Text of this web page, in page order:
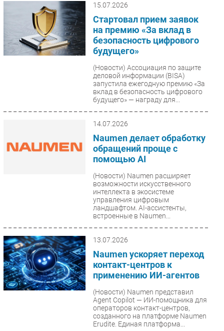
15.07.2026
Стартовал прием заявок
на премию «За вклад в
безопасность цифрового
будущего»
(Новости) Ассоциация по защите
деловой информации (BISA)
запустила ежегодную премию «За
вклад в безопасность цифрового
будущего» — награду для...
14.07.2026
Naumen делает обработку
обращений проще с
помощью AI
(Новости) Naumen расширяет
возможности искусственного
интеллекта в экосистеме
управления цифровым
ландшафтом. AI-ассистенты,
встроенные в Naumen...
13.07.2026
Naumen ускоряет переход
контакт-центров к
применению ИИ-агентов
(Новости) Naumen представил
Agent Copilot — ИИ-помощника для
операторов контакт-центров,
созданного на платформе Naumen
Erudite. Единая платформа...